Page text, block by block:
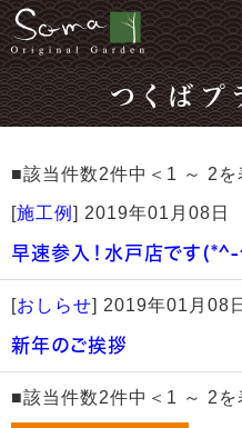
つくばプ
■該当件数2件中＜1 ～ 2
[施工例 ] 2019年01月08日
早速参入！水戸店です
[おしらせ] 2019年01月08日
新年のご挨拶
■該当件数2件中＜1 ～ 2